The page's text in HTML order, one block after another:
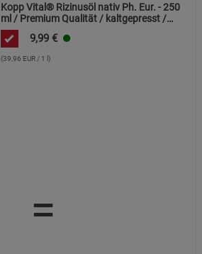
Kopp Vital® Rizinusöl nativ Ph. Eur. - 250
ml / Premium Qualität / kaltgepresst /
frei von Alkaloiden
9,99 €
(39,96 EUR / 1 l)
=